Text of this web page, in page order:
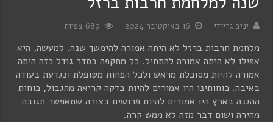
יניב גריידי 16 באוקטובר 2024 689 צפיות
מלחמת חרבות ברזל לא היתה אמורה להימשך שנה. למעשה, היא
אפילו לא היתה אמורה להתחיל. כל מתקפה בסדר גודל כזה היתה
אמורה להיות מסוכלת מראש ולכל הפחות מטופלת ונגדעת בעודה
באיבה. כוחותינו היו אמורים להיות בדקה קריאה מהגבול, כוחות
ההגנה בארץ היו אמורים להיות פרושים בצורה שתאפשר תגובה
מהירה ושום דבר מזה לא ממש קרה.